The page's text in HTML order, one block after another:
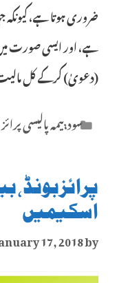
ضروری ہوتا ہے،
ہے، اور ایسی صورت
(دعویٰ) کرکے کل
Categories
سود،بیمہ پالیسی
پرائزبونڈ،
اسکیمیں
17, 2018by